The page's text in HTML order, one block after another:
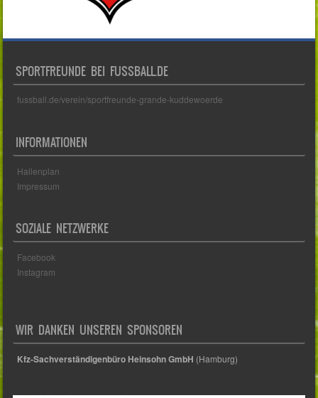
SPORTFREUNDE BEI FUSSBALL.DE
fussball.de/verein/sportfreunde-grande-kuddewoerde
INFORMATIONEN
Hallenplan
Impressum
SOZIALE NETZWERKE
Facebook
Instagram
WIR DANKEN UNSEREN SPONSOREN
Kfz-Sachverständigenbüro Heinsohn GmbH (Hamburg)